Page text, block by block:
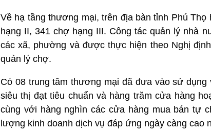
Về hạ tầng thương mại, trên địa bàn tỉnh Phú
hạng II, 341 chợ hạng III. Công tác quản lý nhà
các xã, phường và được thực hiện theo Nghị
quản lý chợ.
Có 08 trung tâm thương mại đã đưa vào sử
siêu thị đạt tiêu chuẩn và hàng trăm cửa hàng
cùng với hàng nghìn các cửa hàng mua bán tự
lượng kinh doanh dịch vụ đáp ứng ngày càng cao